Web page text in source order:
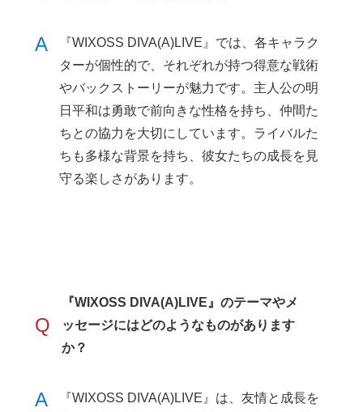
A
『WIXOSS DIVA(A)LIVE』では、各キャラク
ターが個性的で、それぞれが持つ得意な戦術
やバックストーリーが魅力です。主人公の明
日平和は勇敢で前向きな性格を持ち、仲間た
ちとの協力を大切にしています。ライバルた
ちも多様な背景を持ち、彼女たちの成長を見
守る楽しさがあります。
Q
『WIXOSS DIVA(A)LIVE』のテーマやメ
ッセージにはどのようなものがあります
か？
A
『WIXOSS DIVA(A)LIVE』は、友情と成長を